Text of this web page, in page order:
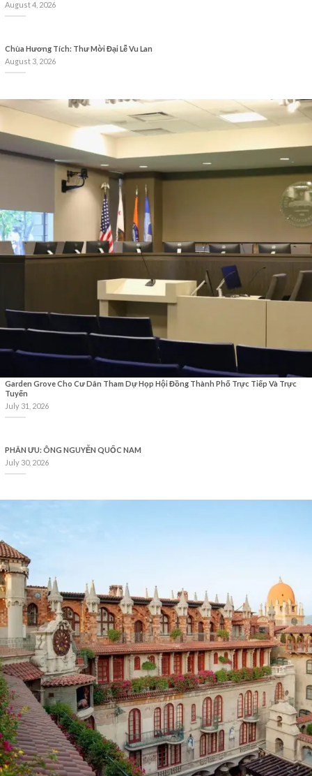
August 4, 2026
Chùa Hương Tích: Thư Mời Đại Lễ Vu Lan
August 3, 2026
Garden Grove Cho Cư Dân Tham Dự Họp Hội Đồng Thành Phố Trực Tiếp Và Trực
Tuyến
July 31, 2026
PHÂN ƯU: ÔNG NGUYỄN QUỐC NAM
July 30, 2026